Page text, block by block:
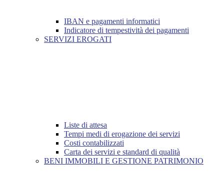
IBAN e pagamenti informatici
Indicatore di tempestività dei pagamenti
SERVIZI EROGATI
Liste di attesa
Tempi medi di erogazione dei servizi
Costi contabilizzati
Carta dei servizi e standard di qualità
BENI IMMOBILI E GESTIONE PATRIMONIO